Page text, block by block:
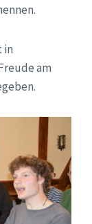
in
am